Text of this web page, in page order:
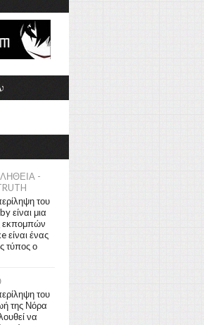
-
του
είναι μια
είναι ένας
τύπος ο
του
της Νόρα
να